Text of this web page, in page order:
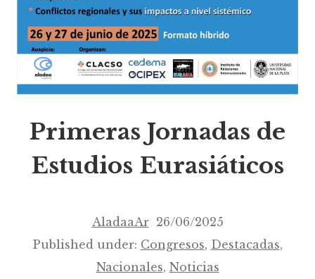
Primeras Jornadas de
Estudios Eurasiáticos
AladaaAr 26/06/2025
Published under: Congresos, Destacadas,
Nacionales, Noticias